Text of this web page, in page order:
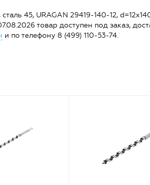
45, URAGAN 29419-140-12,
товар доступен под заказ,
и по телефону 8 (499) 110-53-74.